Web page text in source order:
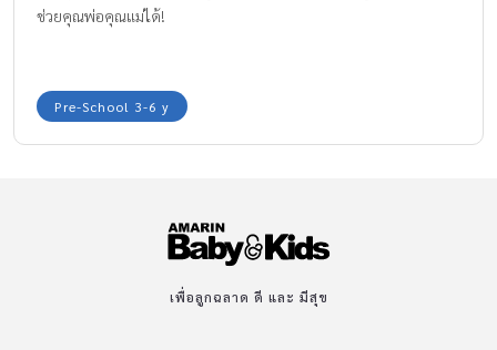
ช่วยคุณพ่อคุณแม่ได้!
Pre-School 3-6 y
เพื่อลูกฉลาด ดี และ มีสุข